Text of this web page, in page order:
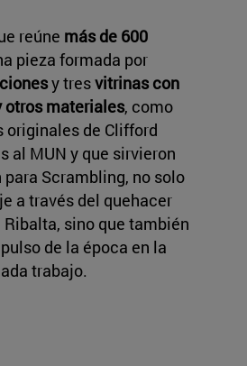
reúne más de 600
pieza formada por
y tresvitrinas con
otros materiales, como
originales de Clifford
al MUN y que sirvieron
Scrambling, no solo
a través del quehacer
sino que también
de la época en la
trabajo.